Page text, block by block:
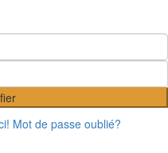
Mot de passe oublié?